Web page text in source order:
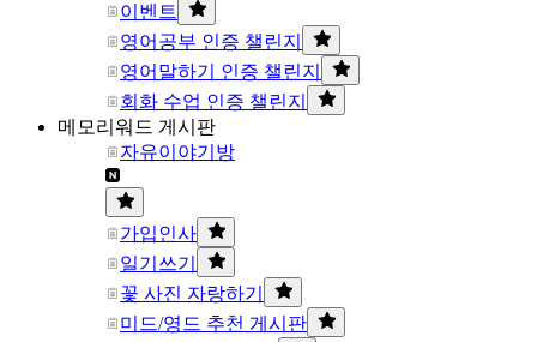
이벤트
영어공부 인증 챌린지
영어말하기 인증 챌린지
회화 수업 인증 챌린지
메모리워드 게시판
자유이야기방
가입인사
일기쓰기
꽃 사진 자랑하기
미드/영드 추천 게시판